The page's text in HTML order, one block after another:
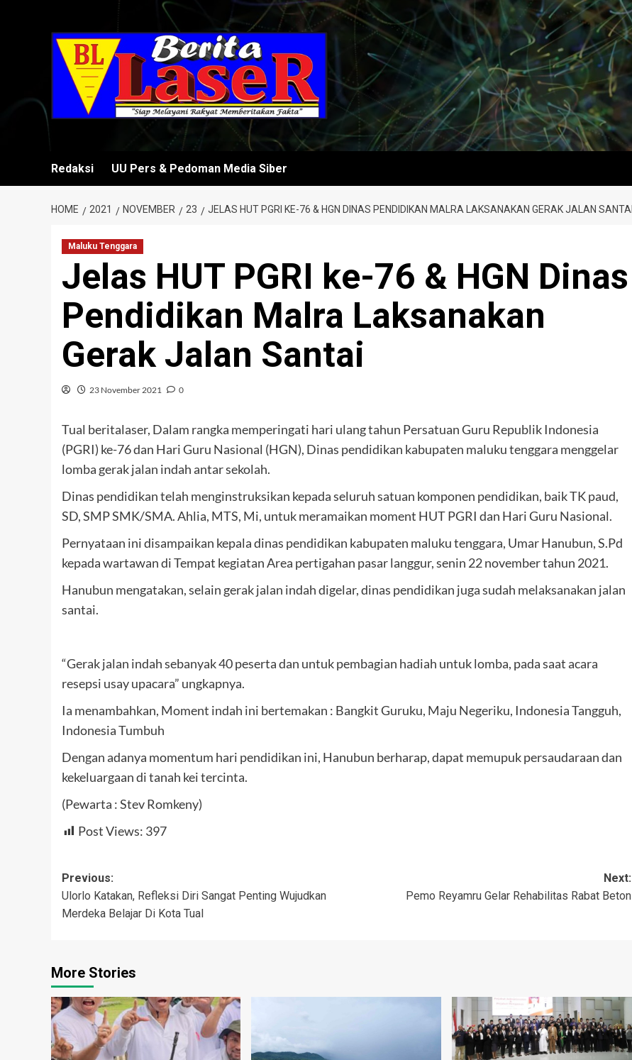
Redaksi UU Pers & Pedoman Media Siber
HOME 2021 NOVEMBER 23 JELAS HUT PGRI KE-76 & HGN DINAS PENDIDIKAN MALRA LAKSANAKAN GERAK JALAN SANTAI
Maluku Tenggara
Jelas HUT PGRI ke-76 & HGN Dinas
Pendidikan Malra Laksanakan
Gerak Jalan Santai
23 November 2021 0
Tual beritalaser, Dalam rangka memperingati hari ulang tahun Persatuan Guru Republik Indonesia
(PGRI) ke-76 dan Hari Guru Nasional (HGN), Dinas pendidikan kabupaten maluku tenggara menggelar
lomba gerak jalan indah antar sekolah.
Dinas pendidikan telah menginstruksikan kepada seluruh satuan komponen pendidikan, baik TK paud,
SD, SMP SMK/SMA. Ahlia, MTS, Mi, untuk meramaikan moment HUT PGRI dan Hari Guru Nasional.
Pernyataan ini disampaikan kepala dinas pendidikan kabupaten maluku tenggara, Umar Hanubun, S.Pd
kepada wartawan di Tempat kegiatan Area pertigahan pasar langgur, senin 22 november tahun 2021.
Hanubun mengatakan, selain gerak jalan indah digelar, dinas pendidikan juga sudah melaksanakan jalan
santai.
“Gerak jalan indah sebanyak 40 peserta dan untuk pembagian hadiah untuk lomba, pada saat acara
resepsi usay upacara” ungkapnya.
Ia menambahkan, Moment indah ini bertemakan : Bangkit Guruku, Maju Negeriku, Indonesia Tangguh,
Indonesia Tumbuh
Dengan adanya momentum hari pendidikan ini, Hanubun berharap, dapat memupuk persaudaraan dan
kekeluargaan di tanah kei tercinta.
(Pewarta : Stev Romkeny)
Post Views: 397
Post
navigation
Previous:
Ulorlo Katakan, Refleksi Diri Sangat Penting Wujudkan
Merdeka Belajar Di Kota Tual
Next:
Pemo Reyamru Gelar Rehabilitas Rabat Beton
More Stories